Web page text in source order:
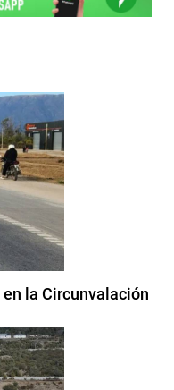
la Circunvalación